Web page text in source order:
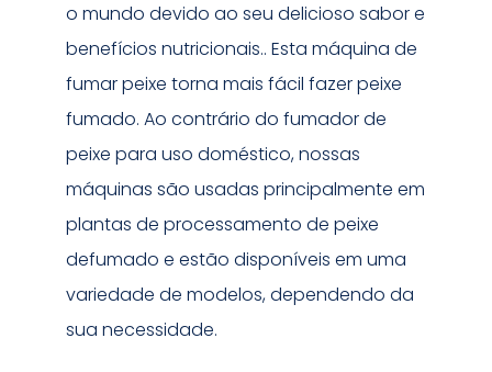
o mundo devido ao seu delicioso sabor e
benefícios nutricionais.. Esta máquina de
fumar peixe torna mais fácil fazer peixe
fumado. Ao contrário do fumador de
peixe para uso doméstico, nossas
máquinas são usadas principalmente em
plantas de processamento de peixe
defumado e estão disponíveis em uma
variedade de modelos, dependendo da
sua necessidade.